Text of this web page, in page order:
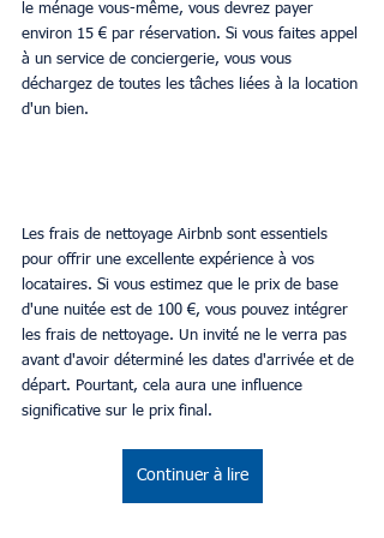
le ménage vous-même, vous devrez payer
environ 15 € par réservation. Si vous faites appel
à un service de conciergerie, vous vous
déchargez de toutes les tâches liées à la location
d'un bien.
Les frais de nettoyage Airbnb sont essentiels
pour offrir une excellente expérience à vos
locataires. Si vous estimez que le prix de base
d'une nuitée est de 100 €, vous pouvez intégrer
les frais de nettoyage. Un invité ne le verra pas
avant d'avoir déterminé les dates d'arrivée et de
départ. Pourtant, cela aura une influence
significative sur le prix final.
Continuer à lire